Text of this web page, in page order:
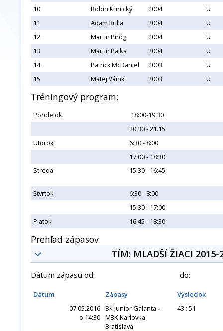
10
Robin Kunický 2004
U
11
Adam Brilla 2004
U
12
Martin Piróg 2004
U
13
Martin Pálka 2004
U
14
Patrick McDaniel 2003
U
15
Matej Vánik 2003 U
Tréningový program:
Pondelok
18:00-19:30
20.30 - 21.15
Utorok
6:30 - 8:00
17:00 - 18:30
Streda
15:30 - 16:45
Štvrtok
6:30 - 8:00
15:30 - 17:00
Piatok
16:45 - 18:30
Prehľad zápasov
TÍM: MLADŠÍ ŽIACI 2015-
Dátum zápasu od: do:
Dátum Zápasy
Výsledok
07.05.2016
o 14:30
BK Junior Galanta -
MBK Karlovka
Bratislava
43 : 51